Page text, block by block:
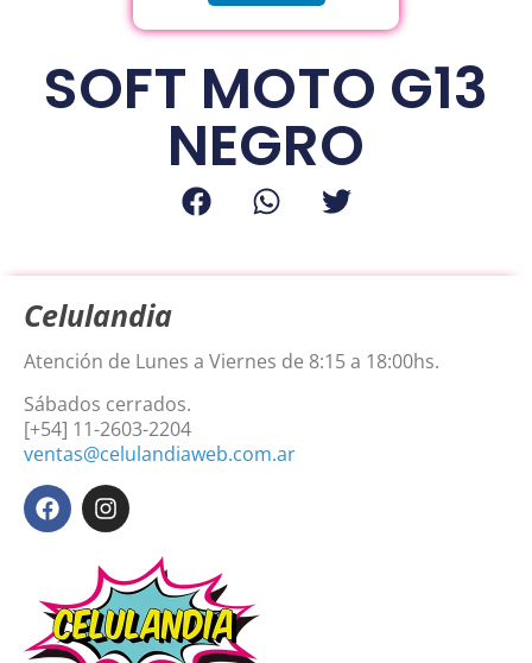
SOFT MOTO G13
NEGRO
Celulandia
Atención de Lunes a Viernes de 8:15 a 18:00hs.
Sábados cerrados.
[+54] 11-2603-2204
ventas@celulandiaweb.com.ar